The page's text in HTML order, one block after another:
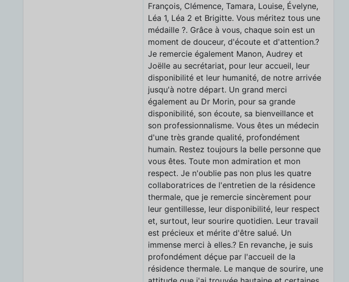
François, Clémence, Tamara, Louise, Évelyne,
Léa 1, Léa 2 et Brigitte. Vous méritez tous une
médaille ?. Grâce à vous, chaque soin est un
moment de douceur, d'écoute et d'attention.?
Je remercie également Manon, Audrey et
Joëlle au secrétariat, pour leur accueil, leur
disponibilité et leur humanité, de notre arrivée
jusqu'à notre départ. Un grand merci
également au Dr Morin, pour sa grande
disponibilité, son écoute, sa bienveillance et
son professionnalisme. Vous êtes un médecin
d'une très grande qualité, profondément
humain. Restez toujours la belle personne que
vous êtes. Toute mon admiration et mon
respect. Je n'oublie pas non plus les quatre
collaboratrices de l'entretien de la résidence
thermale, que je remercie sincèrement pour
leur gentillesse, leur disponibilité, leur respect
et, surtout, leur sourire quotidien. Leur travail
est précieux et mérite d'être salué. Un
immense merci à elles.? En revanche, je suis
profondément déçue par l'accueil de la
résidence thermale. Le manque de sourire, une